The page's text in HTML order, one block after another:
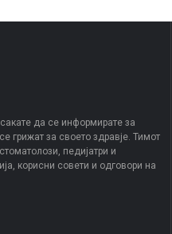
да се информирате за
грижат за своето здравје. Тимот
педијатри и
корисни совети и одговори на